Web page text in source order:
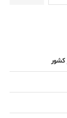
کشور